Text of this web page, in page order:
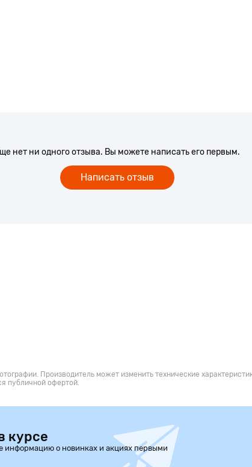
нет ни одного отзыва. Вы можете написать его первым.
Написать отзыв
Производитель может изменить технические
публичной офертой.
курсе
информацию о новинках и акциях первыми